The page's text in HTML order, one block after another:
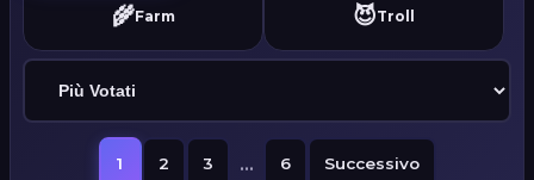
🌾Farm 😈Troll
1 2 3 ... 6 Successivo